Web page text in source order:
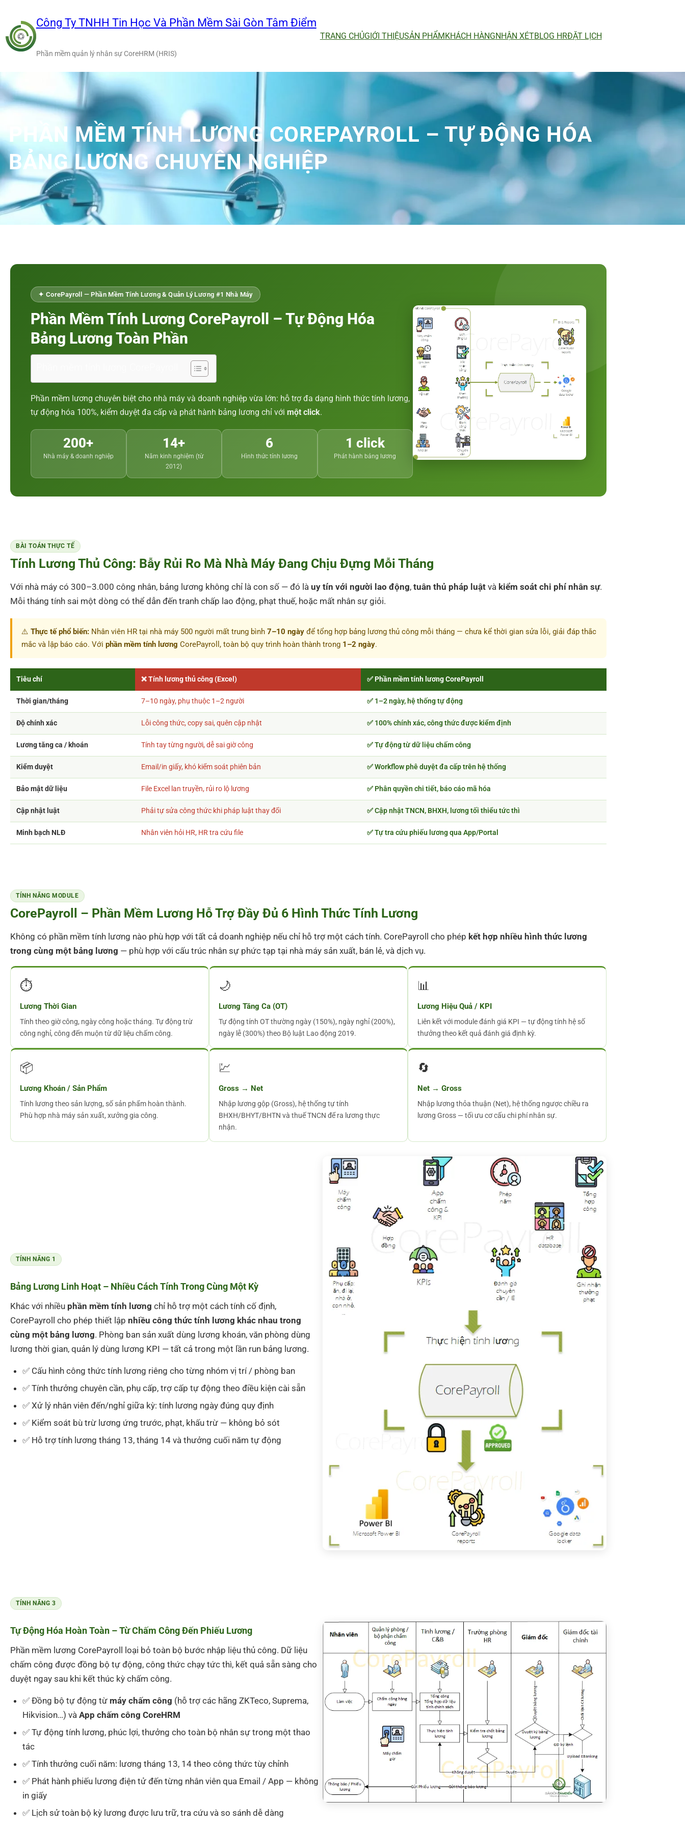
phần
nội
dung
Công Ty TNHH Tin Học Và Phần Mềm Sài Gòn Tâm Điểm
Phần mềm quản lý nhân sự CoreHRM (HRIS)
TRANG CHỦGIỚI THIỆUSẢN PHẨMKHÁCH HÀNGNHẬN XÉTBLOG HRĐẶT LỊCH
PHẦN MỀM TÍNH LƯƠNG COREPAYROLL – TỰ ĐỘNG HÓA
BẢNG LƯƠNG CHUYÊN NGHIỆP
✦ CorePayroll — Phần Mềm Tính Lương & Quản Lý Lương #1 Nhà Máy
Phần Mềm Tính Lương CorePayroll – Tự Động Hóa
Bảng Lương Toàn Phần
Phần mềm lương chuyên biệt cho nhà máy và doanh nghiệp vừa lớn: hỗ trợ đa dạng hình thức tính lương,
tự động hóa 100%, kiểm duyệt đa cấp và phát hành bảng lương chỉ với một click.
200+
Nhà máy & doanh nghiệp
14+
Năm kinh nghiệm (từ
2012)
6
Hình thức tính lương
1 click
Phát hành bảng lương
BÀI TOÁN THỰC TẾ
Tính Lương Thủ Công: Bẫy Rủi Ro Mà Nhà Máy Đang Chịu Đựng Mỗi Tháng
Với nhà máy có 300–3.000 công nhân, bảng lương không chỉ là con số — đó là uy tín với người lao động, tuân thủ pháp luật và kiểm soát chi phí nhân sự.
Mỗi tháng tính sai một dòng có thể dẫn đến tranh chấp lao động, phạt thuế, hoặc mất nhân sự giỏi.
⚠️ Thực tế phổ biến: Nhân viên HR tại nhà máy 500 người mất trung bình 7–10 ngày để tổng hợp bảng lương thủ công mỗi tháng — chưa kể thời gian sửa lỗi, giải đáp thắc
mắc và lập báo cáo. Với phần mềm tính lương CorePayroll, toàn bộ quy trình hoàn thành trong 1–2 ngày.
Tiêu chí ❌ Tính lương thủ công (Excel) ✅ Phần mềm tính lương CorePayroll
Thời gian/tháng 7–10 ngày, phụ thuộc 1–2 người ✅ 1–2 ngày, hệ thống tự động
Độ chính xác Lỗi công thức, copy sai, quên cập nhật ✅ 100% chính xác, công thức được kiểm định
Lương tăng ca / khoán Tính tay từng người, dễ sai giờ công ✅ Tự động từ dữ liệu chấm công
Kiểm duyệt Email/in giấy, khó kiểm soát phiên bản ✅ Workflow phê duyệt đa cấp trên hệ thống
Bảo mật dữ liệu File Excel lan truyền, rủi ro lộ lương ✅ Phân quyền chi tiết, báo cáo mã hóa
Cập nhật luật Phải tự sửa công thức khi pháp luật thay đổi ✅ Cập nhật TNCN, BHXH, lương tối thiểu tức thì
Minh bạch NLĐ Nhân viên hỏi HR, HR tra cứu file ✅ Tự tra cứu phiếu lương qua App/Portal
TÍNH NĂNG MODULE
CorePayroll – Phần Mềm Lương Hỗ Trợ Đầy Đủ 6 Hình Thức Tính Lương
Không có phần mềm tính lương nào phù hợp với tất cả doanh nghiệp nếu chỉ hỗ trợ một cách tính. CorePayroll cho phép kết hợp nhiều hình thức lương
trong cùng một bảng lương — phù hợp với cấu trúc nhân sự phức tạp tại nhà máy sản xuất, bán lẻ, và dịch vụ.
⏱️
Lương Thời Gian
Tính theo giờ công, ngày công hoặc tháng. Tự động trừ
công nghỉ, công đến muộn từ dữ liệu chấm công.
🌙
Lương Tăng Ca (OT)
Tự động tính OT thường ngày (150%), ngày nghỉ (200%),
ngày lễ (300%) theo Bộ luật Lao động 2019.
📊
Lương Hiệu Quả / KPI
Liên kết với module đánh giá KPI — tự động tính hệ số
thưởng theo kết quả đánh giá định kỳ.
📦
Lương Khoán / Sản Phẩm
Tính lương theo sản lượng, số sản phẩm hoàn thành.
Phù hợp nhà máy sản xuất, xưởng gia công.
💹
Gross → Net
Nhập lương gộp (Gross), hệ thống tự tính
BHXH/BHYT/BHTN và thuế TNCN để ra lương thực
nhận.
🔄
Net → Gross
Nhập lương thỏa thuận (Net), hệ thống ngược chiều ra
lương Gross — tối ưu cơ cấu chi phí nhân sự.
TÍNH NĂNG 1
Bảng Lương Linh Hoạt – Nhiều Cách Tính Trong Cùng Một Kỳ
Khác với nhiều phần mềm tính lương chỉ hỗ trợ một cách tính cố định,
CorePayroll cho phép thiết lập nhiều công thức tính lương khác nhau trong
cùng một bảng lương. Phòng ban sản xuất dùng lương khoán, văn phòng dùng
lương thời gian, quản lý dùng lương KPI — tất cả trong một lần run bảng lương.
✅ Cấu hình công thức tính lương riêng cho từng nhóm vị trí / phòng ban
✅ Tính thưởng chuyên cần, phụ cấp, trợ cấp tự động theo điều kiện cài sẵn
✅ Xử lý nhân viên đến/nghỉ giữa kỳ: tính lương ngày đúng quy định
✅ Kiểm soát bù trừ lương ứng trước, phạt, khấu trừ — không bỏ sót
✅ Hỗ trợ tính lương tháng 13, tháng 14 và thưởng cuối năm tự động
TÍNH NĂNG 3
Tự Động Hóa Hoàn Toàn – Từ Chấm Công Đến Phiếu Lương
Phần mềm lương CorePayroll loại bỏ toàn bộ bước nhập liệu thủ công. Dữ liệu
chấm công được đồng bộ tự động, công thức chạy tức thì, kết quả sẵn sàng cho
duyệt ngay sau khi kết thúc kỳ chấm công.
✅ Đồng bộ tự động từ máy chấm công (hỗ trợ các hãng ZKTeco, Suprema,
Hikvision…) và App chấm công CoreHRM
✅ Tự động tính lương, phúc lợi, thưởng cho toàn bộ nhân sự trong một thao
tác
✅ Tính thưởng cuối năm: lương tháng 13, 14 theo công thức tùy chỉnh
✅ Phát hành phiếu lương điện tử đến từng nhân viên qua Email / App — không
in giấy
✅ Lịch sử toàn bộ kỳ lương được lưu trữ, tra cứu và so sánh dễ dàng